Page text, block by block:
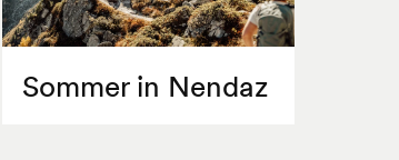
Sommer in Nendaz